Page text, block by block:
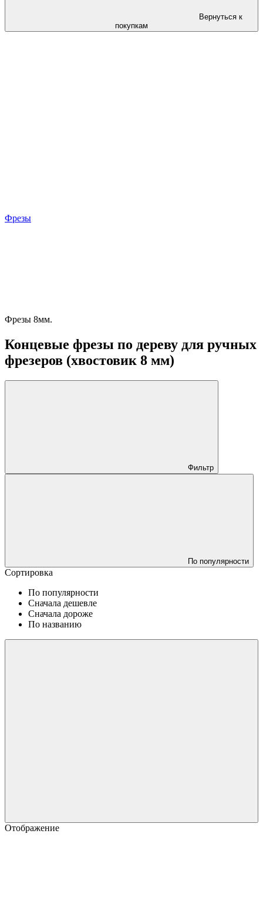
Вернуться к
покупкам
Фрезы
Фрезы 8мм.
Концевые фрезы по дереву для ручных
фрезеров (хвостовик 8 мм)
Фильтр
По популярности
Сортировка
По популярности
Сначала дешевле
Сначала дороже
По названию
Отображение